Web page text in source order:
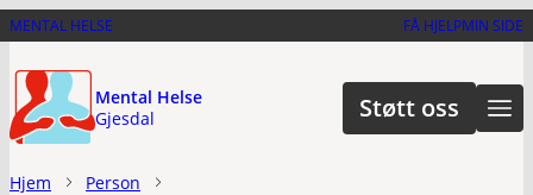
Hopp
hovedinnhold
MENTAL HELSE FÅ HJELPMIN SIDE
Mental Helse
Gjesdal
Støtt oss
Hjem Person